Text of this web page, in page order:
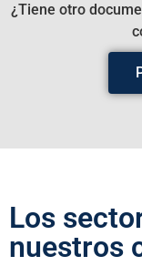
¿Tiene otro
Los
nuestros